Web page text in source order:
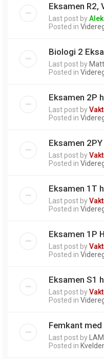
Eksamen R2,
Last post by
Posted in
Biologi 2
Last post by
Posted in
Eksamen 2P
Last post by
Posted in
Eksamen
Last post by
Posted in
Eksamen 1T
Last post by
Posted in
Eksamen 1P
Last post by
Posted in
Eksamen S1
Last post by
Posted in
Femkant
Last post by
Posted in